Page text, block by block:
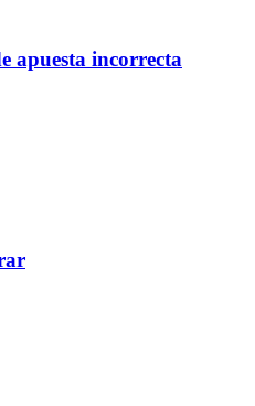
apuesta incorrecta